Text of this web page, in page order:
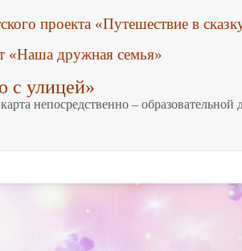
«Наша дружная семья»
с улицей»
непосредственно – образовательной